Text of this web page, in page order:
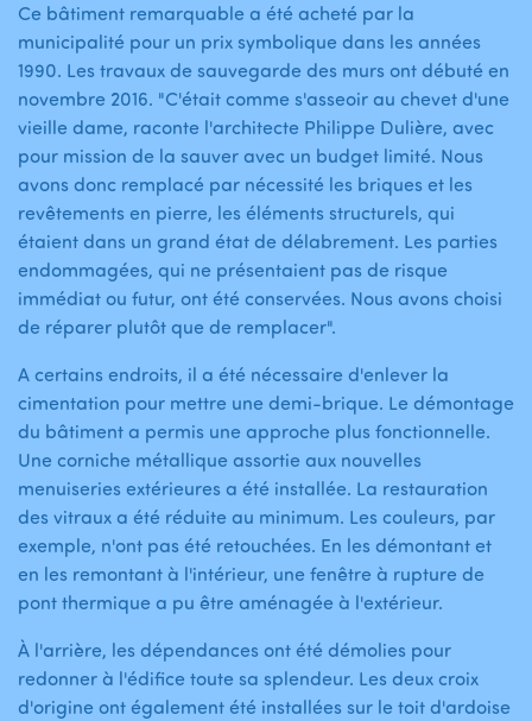
Ce bâtiment remarquable a été acheté par la
municipalité pour un prix symbolique dans les années
1990. Les travaux de sauvegarde des murs ont débuté en
novembre 2016. "C'était comme s'asseoir au chevet d'une
vieille dame, raconte l'architecte Philippe Dulière, avec
pour mission de la sauver avec un budget limité. Nous
avons donc remplacé par nécessité les briques et les
revêtements en pierre, les éléments structurels, qui
étaient dans un grand état de délabrement. Les parties
endommagées, qui ne présentaient pas de risque
immédiat ou futur, ont été conservées. Nous avons choisi
de réparer plutôt que de remplacer".
A certains endroits, il a été nécessaire d'enlever la
cimentation pour mettre une demi-brique. Le démontage
du bâtiment a permis une approche plus fonctionnelle.
Une corniche métallique assortie aux nouvelles
menuiseries extérieures a été installée. La restauration
des vitraux a été réduite au minimum. Les couleurs, par
exemple, n'ont pas été retouchées. En les démontant et
en les remontant à l'intérieur, une fenêtre à rupture de
pont thermique a pu être aménagée à l'extérieur.
À l'arrière, les dépendances ont été démolies pour
redonner à l'édifice toute sa splendeur. Les deux croix
d'origine ont également été installées sur le toit d'ardoise